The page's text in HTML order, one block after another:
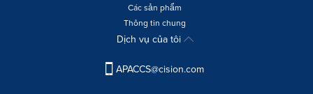
Các sản phẩm
Thông tin chung
Dịch vụ của tôi
APACCS@cision.com